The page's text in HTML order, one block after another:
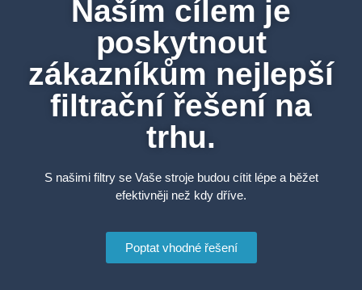
Naším cílem je
poskytnout
zákazníkům nejlepší
filtrační řešení na
trhu.
S našimi filtry se Vaše stroje budou cítit lépe a běžet
efektivněji než kdy dříve.
Poptat vhodné řešení